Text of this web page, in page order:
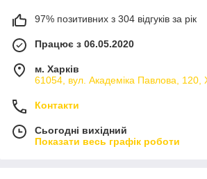
97% позитивних з 304 відгуків за рік
Працює з 06.05.2020
м. Харків
61054, вул. Академіка Павлова, 120,
Контакти
Сьогодні вихідний
Показати весь графік роботи